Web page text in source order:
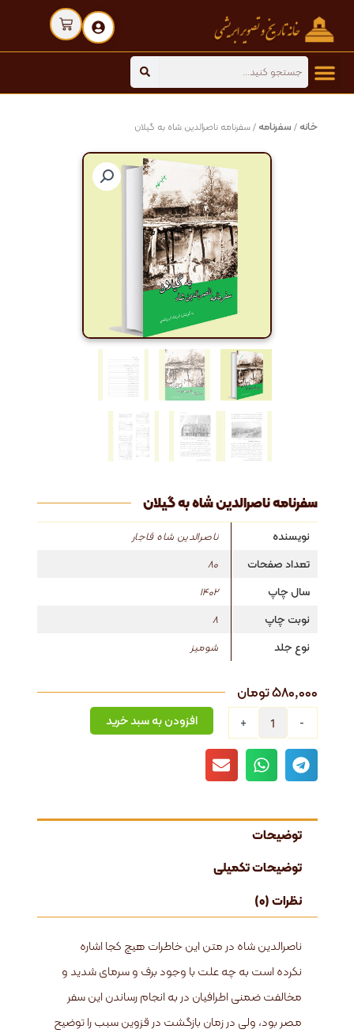
محتوا
Cart
Search
خانه / سفرنامه / سفرنامه ناصرالدین شاه به گیلان
سفرنامه ناصرالدین شاه به گیلان
نویسنده ناصرالدین شاه قاجار
تعداد صفحات 80
سال چاپ 1402
نوبت چاپ 8
نوع جلد شومیز
۵۸۰,۰۰۰تومان
-
سفرنامه
ناصرالدین
شاه
به
گیلان
+ افزودن به سبد خرید
توضیحات
توضیحات تکمیلی
نظرات (0)
ناصرالدین شاه در متن این خاطرات هیچ کجا اشاره
نکرده است به چه علت با وجود برف و سرمای شدید و
مخالفت ضمنی اطرافیان در به انجام رساندن این سفر
مصر بود، ولی در زمان بازگشت در قزوین سبب را توضیح